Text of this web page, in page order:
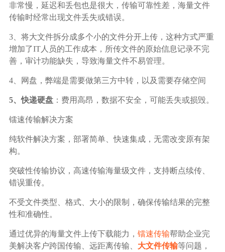
影视制作业
非常慢，延迟和丢包也是很大，传输可靠性差，海量文件
传输时经常出现文件丢失或错误。
3、将大文件拆分成多个小的文件分开上传，这种方式严重
增加了IT人员的工作成本，所传文件的原始信息记录不完
善，审计功能缺失，导致海量文件不易管理。
4、网盘，弊端是需要做第三方中转，以及需要存储空间
5、快递硬盘：费用高昂，数据不安全，可能丢失或损毁。
镭速传输解决方案
纯软件解决方案，部署简单、快速集成，无需改变原有架
构。
突破性传输协议，高速传输海量级文件，支持断点续传、
错误重传。
不受文件类型、格式、大小的限制，确保传输结果的完整
性和准确性。
通过优异的海量文件上传下载能力， 镭速传输帮助企业完
美解决客户跨国传输、远距离传输、 大文件传输等问题，